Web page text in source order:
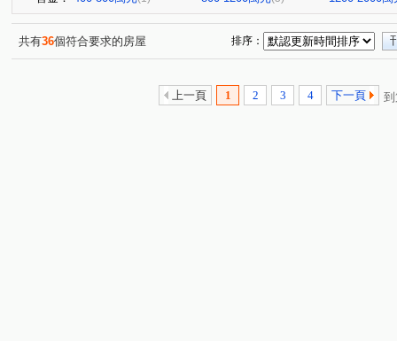
共有36個符合要求的房屋 排序：
上一頁 1 2 3 4 下一頁